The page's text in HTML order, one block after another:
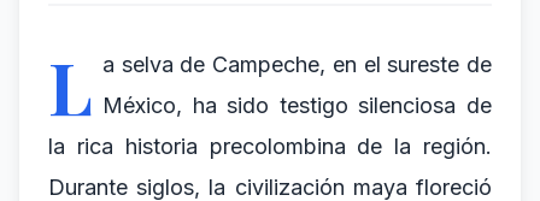
L a selva de Campeche, en el sureste de
México, ha sido testigo silenciosa de
la rica historia precolombina de la región.
Durante siglos, la civilización maya floreció